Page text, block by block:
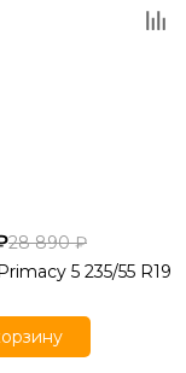
28 890 ₽
5 235/55 R19